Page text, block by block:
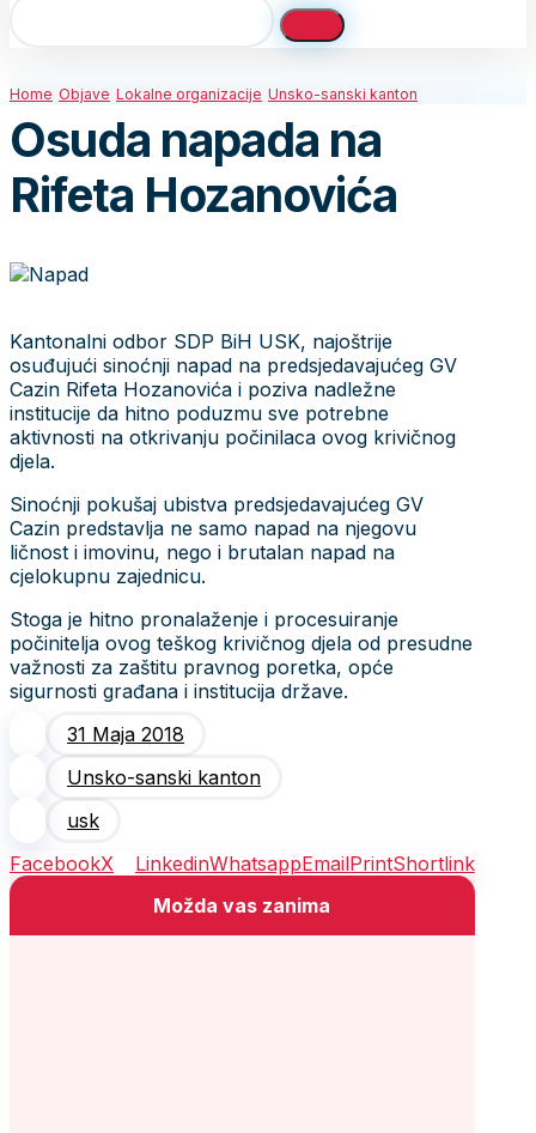
Home Objave Lokalne organizacije Unsko-sanski kanton
Osuda napada na
Rifeta Hozanovića
Kantonalni odbor SDP BiH USK, najoštrije
osuđujući sinoćnji napad na predsjedavajućeg GV
Cazin Rifeta Hozanovića i poziva nadležne
institucije da hitno poduzmu sve potrebne
aktivnosti na otkrivanju počinilaca ovog krivičnog
djela.
Sinoćnji pokušaj ubistva predsjedavajućeg GV
Cazin predstavlja ne samo napad na njegovu
ličnost i imovinu, nego i brutalan napad na
cjelokupnu zajednicu.
Stoga je hitno pronalaženje i procesuiranje
počinitelja ovog teškog krivičnog djela od presudne
važnosti za zaštitu pravnog poretka, opće
sigurnosti građana i institucija države.
31 Maja 2018
Unsko-sanski kanton
usk
FacebookX LinkedinWhatsappEmailPrintShortlink
Možda vas zanima